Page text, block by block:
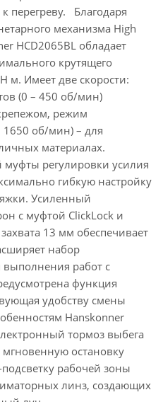
перегреву. Благодаря
механизма High
HCD2065BL обладает
крутящего
м. Имеет две скорости:
(0 – 450 об/мин)
режим
об/мин) – для
материалах.
муфты регулировки усилия
гибкую настройку
Усиленный
c муфтой ClickLock и
13 мм обеспечивает
набор
работ с
функция
удобству смены
Hanskonner
тормоз выбега
остановку
рабочей зоны
линз, создающих